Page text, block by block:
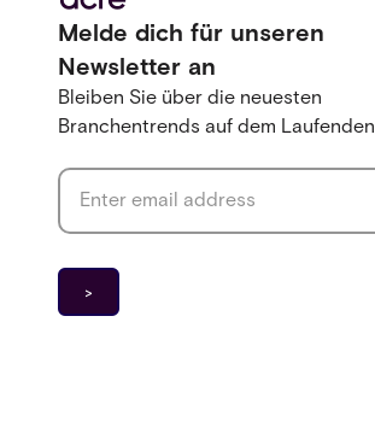
Melde dich für unseren
Newsletter an
Bleiben Sie über die neuesten
Branchentrends auf dem Laufenden